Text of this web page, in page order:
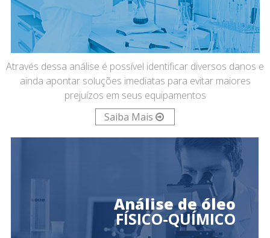
Através dessa análise é possível identificar diversos danos e
ainda apontar soluções imediatas para evitar maiores
prejuízos em seus equipamentos
Saiba Mais
Análise de óleo
FÍSICO-QUÍMICO